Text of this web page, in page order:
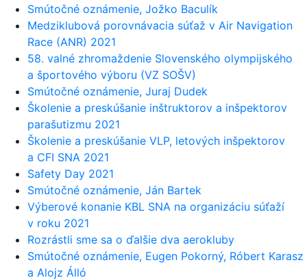
Smútočné oznámenie, Jožko Baculík
Medziklubová porovnávacia súťaž v Air Navigation
Race (ANR) 2021
58. valné zhromaždenie Slovenského olympijského
a športového výboru (VZ SOŠV)
Smútočné oznámenie, Juraj Dudek
Školenie a preskúšanie inštruktorov a inšpektorov
parašutizmu 2021
Školenie a preskúšanie VLP, letových inšpektorov
a CFI SNA 2021
Safety Day 2021
Smútočné oznámenie, Ján Bartek
Výberové konanie KBL SNA na organizáciu súťaží
v roku 2021
Rozrástli sme sa o ďalšie dva aerokluby
Smútočné oznámenie, Eugen Pokorný, Róbert Karasz
a Alojz Álló